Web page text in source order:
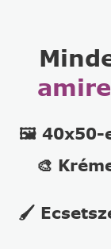
🖼️ 40x50-
🎨
🖌️